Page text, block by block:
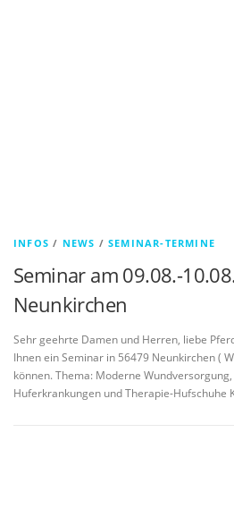
INFOS / NEWS /SEMINAR-TERMINE
Seminar am 09.08.-
Neunkirchen
Sehr geehrte Damen und Herren, liebe
Ihnen ein Seminar in 56479 Neunkirchen (
können. Thema: Moderne
Huferkrankungen und Therapie-Hufschuhe